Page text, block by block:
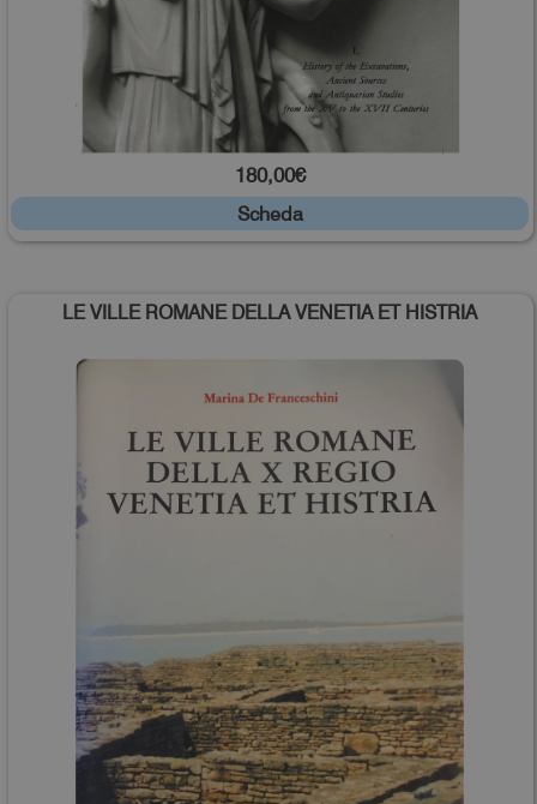
180,00€
Scheda
LE VILLE ROMANE DELLA VENETIA ET HISTRIA